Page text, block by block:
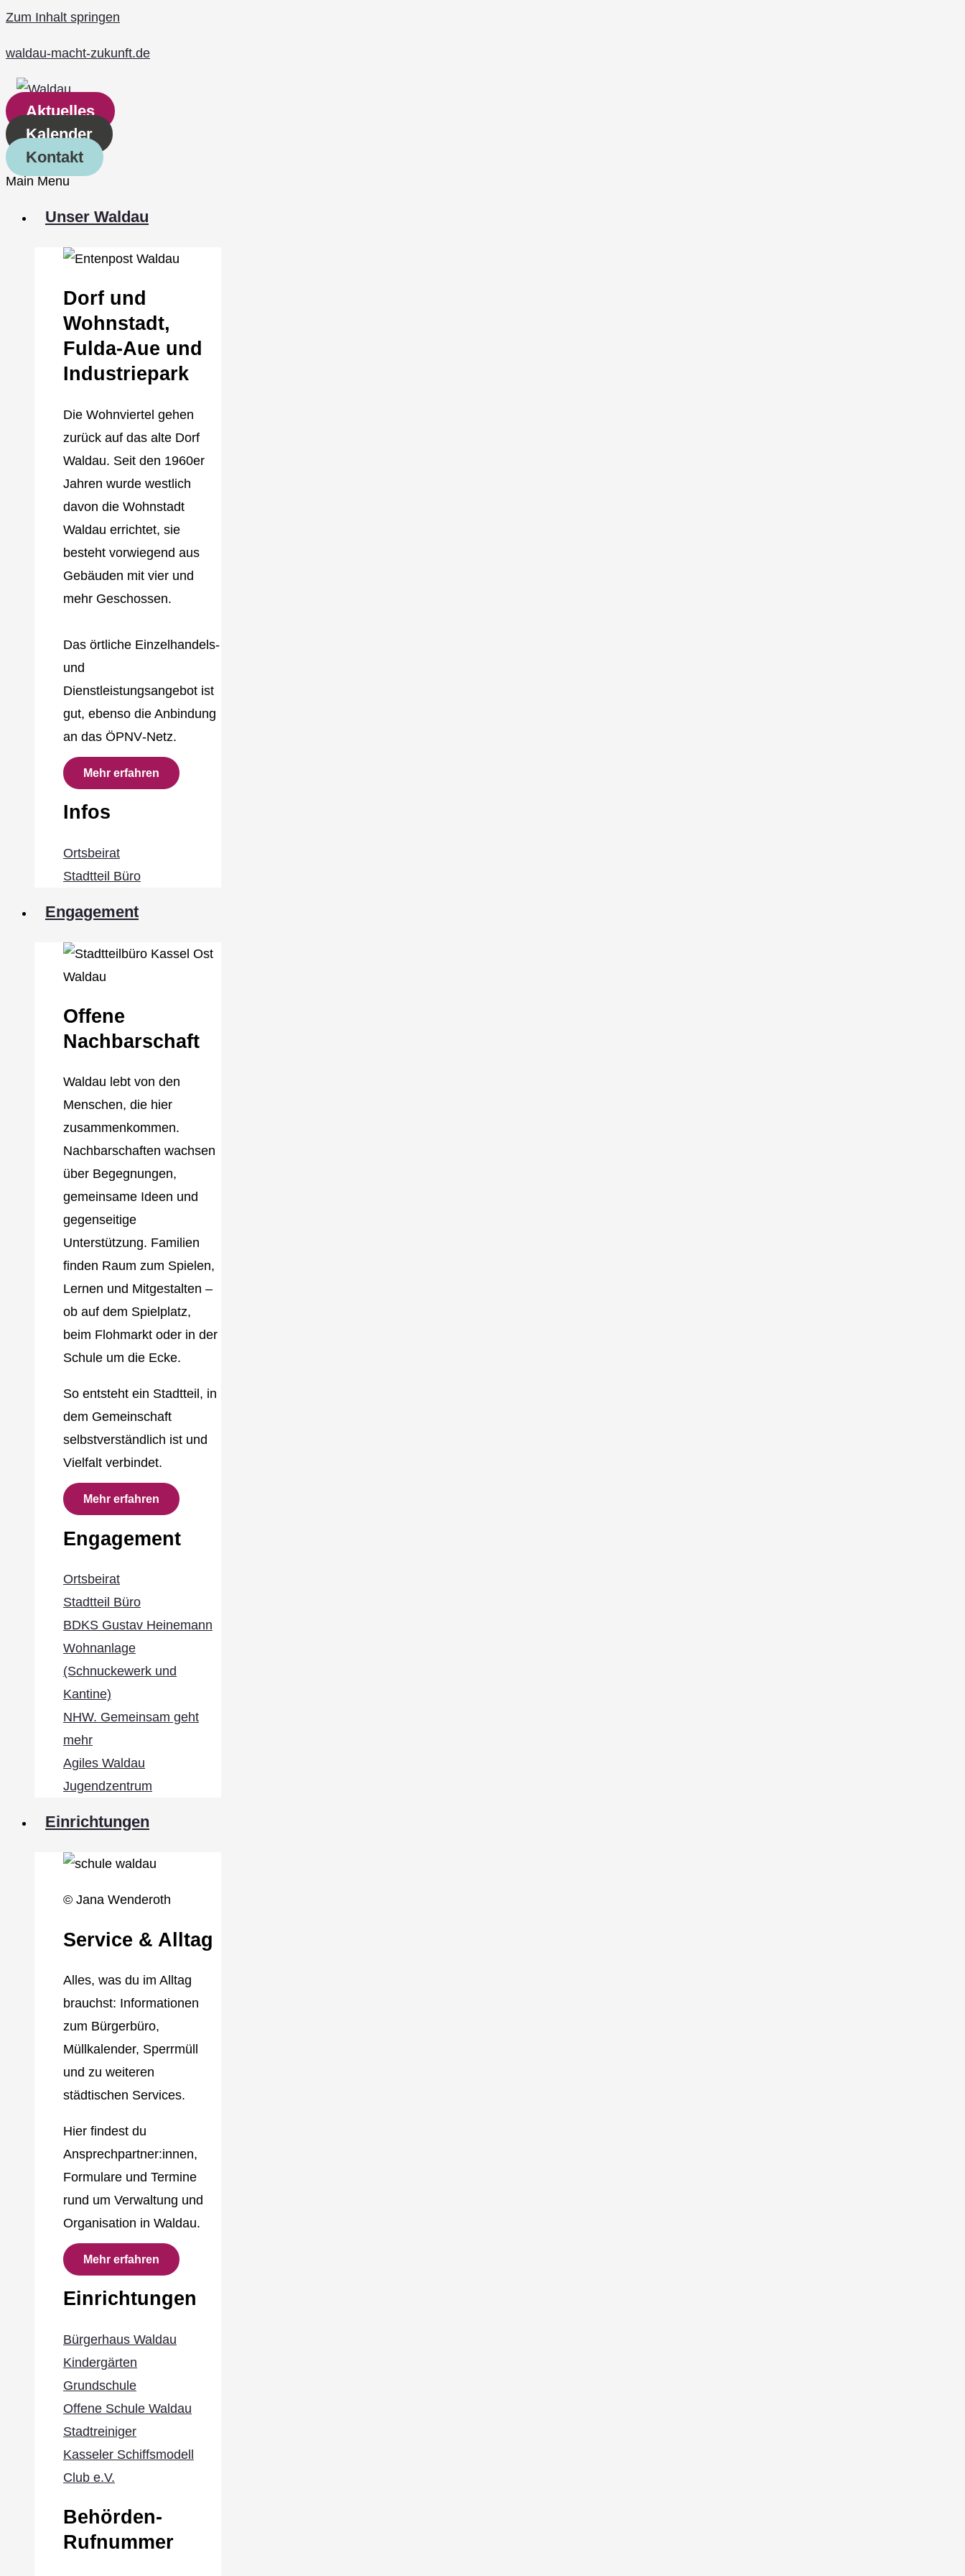
Zum Inhalt springen
waldau-macht-zukunft.de
Aktuelles
Kalender
Kontakt
Main Menu
Unser Waldau
Dorf und
Wohnstadt,
Fulda‐Aue und
Industriepark
Die Wohnviertel gehen
zurück auf das alte Dorf
Waldau. Seit den 1960er
Jahren wurde westlich
davon die Wohnstadt
Waldau errichtet, sie
besteht vorwiegend aus
Gebäuden mit vier und
mehr Geschossen.
Das örtliche Einzelhandels‐
und
Dienstleistungsangebot ist
gut, ebenso die Anbindung
an das ÖPNV‐Netz.
Mehr erfahren
Infos
Ortsbeirat
Stadtteil Büro
Engagement
Offene
Nachbarschaft
Waldau lebt von den
Menschen, die hier
zusammenkommen.
Nachbarschaften wachsen
über Begegnungen,
gemeinsame Ideen und
gegenseitige
Unterstützung. Familien
finden Raum zum Spielen,
Lernen und Mitgestalten –
ob auf dem Spielplatz,
beim Flohmarkt oder in der
Schule um die Ecke.
So entsteht ein Stadtteil, in
dem Gemeinschaft
selbstverständlich ist und
Vielfalt verbindet.
Mehr erfahren
Engagement
Ortsbeirat
Stadtteil Büro
BDKS Gustav Heinemann
Wohnanlage
(Schnuckewerk und
Kantine)
NHW. Gemeinsam geht
mehr
Agiles Waldau
Jugendzentrum
Einrichtungen
© Jana Wenderoth
Service & Alltag
Alles, was du im Alltag
brauchst: Informationen
zum Bürgerbüro,
Müllkalender, Sperrmüll
und zu weiteren
städtischen Services.
Hier findest du
Ansprechpartner:innen,
Formulare und Termine
rund um Verwaltung und
Organisation in Waldau.
Mehr erfahren
Einrichtungen
Bürgerhaus Waldau
Kindergärten
Grundschule
Offene Schule Waldau
Stadtreiniger
Kasseler Schiffsmodell
Club e.V.
Behörden-
Rufnummer